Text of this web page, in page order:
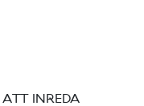
INREDA